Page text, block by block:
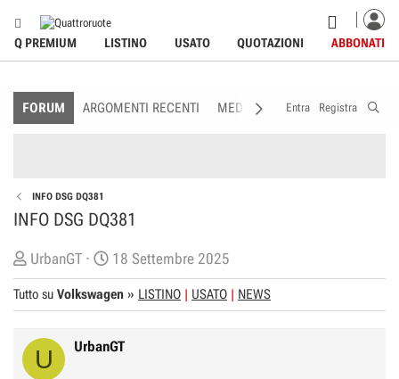
Q PREMIUM LISTINO USATO QUOTAZIONI ABBONATI
FORUM ARGOMENTI RECENTI MEDIA MEMBRI
Entra Registra
INFO DSG DQ381
INFO DSG DQ381
C
r
e
t
UrbanGT
D
a
t
d
18 Settembre 2025
Tutto su Volkswagen » LISTINO USATO NEWS
U UrbanGT